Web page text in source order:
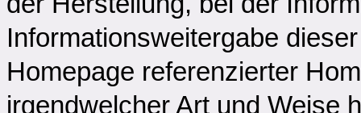
Informationsweitergabe
Homepage referenzierter
irgendwelcher Art und Weise